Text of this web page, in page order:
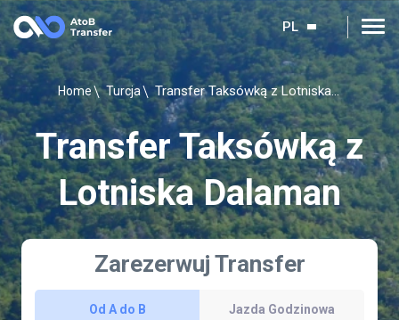
PL
Home Turcja Transfer Taksówką z Lotniska Dalaman
Transfer Taksówką z
Lotniska Dalaman
Zarezerwuj Transfer
Od A do B Jazda Godzinowa